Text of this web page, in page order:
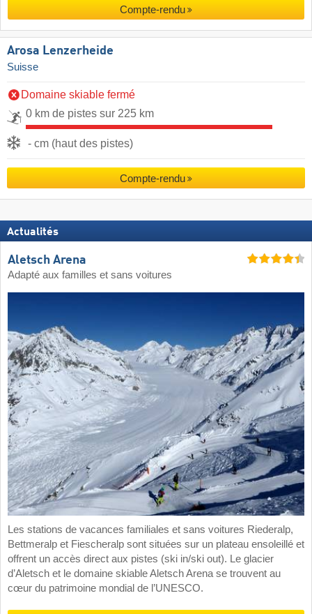
Compte-rendu
Arosa Lenzerheide
Suisse
Domaine skiable fermé
0 km de pistes sur 225 km
- cm (haut des pistes)
Compte-rendu
Actualités
Aletsch Arena
Adapté aux familles et sans voitures
Les stations de vacances familiales et sans voitures Riederalp,
Bettmeralp et Fiescheralp sont situées sur un plateau ensoleillé et
offrent un accès direct aux pistes (ski in/ski out). Le glacier
d’Aletsch et le domaine skiable Aletsch Arena se trouvent au
cœur du patrimoine mondial de l’UNESCO.